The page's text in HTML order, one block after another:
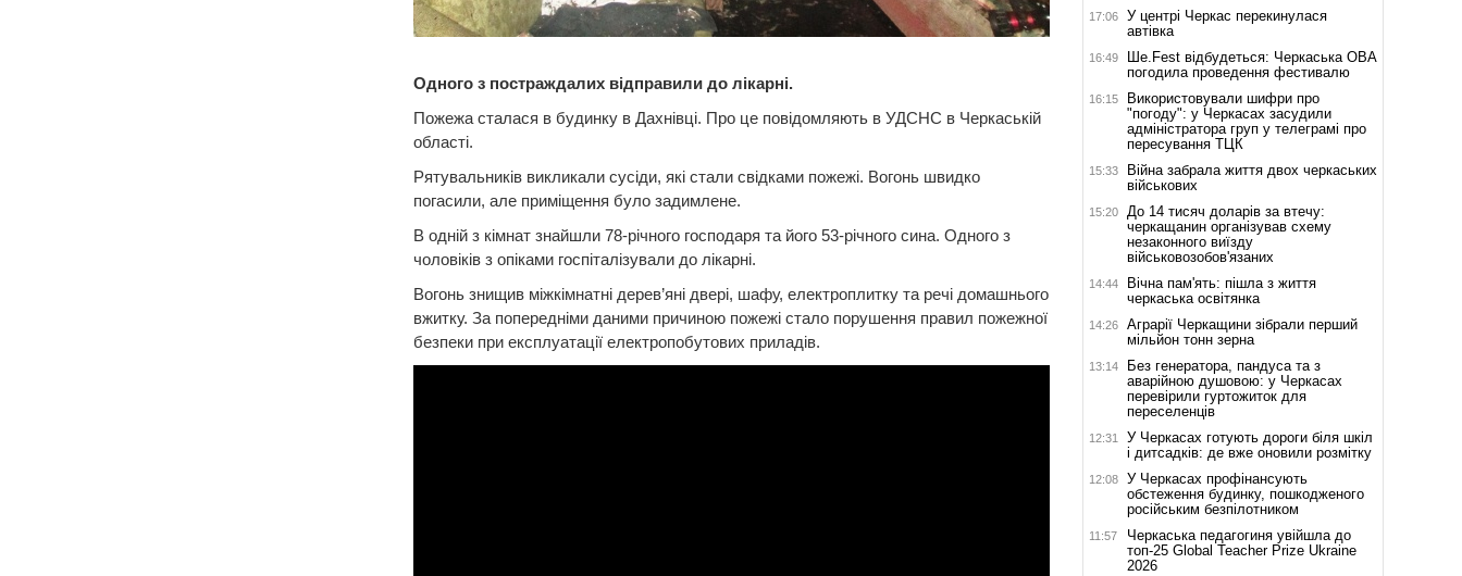
Одного з постраждалих відправили до лікарні.
Пожежа сталася в будинку в Дахнівці. Про це повідомляють в УДСНС в Черкаській
області.
Рятувальників викликали сусіди, які стали свідками пожежі. Вогонь швидко
погасили, але приміщення було задимлене.
В одній з кімнат знайшли 78-річного господаря та його 53-річного сина. Одного з
чоловіків з опіками госпіталізували до лікарні.
Вогонь знищив міжкімнатні дерев’яні двері, шафу, електроплитку та речі домашнього
вжитку. За попередніми даними причиною пожежі стало порушення правил пожежної
безпеки при експлуатації електропобутових приладів.
17:06
У центрі Черкас перекинулася
автівка
16:49
Ше.Fest відбудеться: Черкаська ОВА
погодила проведення фестивалю
16:15
Використовували шифри про
"погоду": у Черкасах засудили
адміністратора груп у телеграмі про
пересування ТЦК
15:33
Війна забрала життя двох черкаських
військових
15:20
До 14 тисяч доларів за втечу:
черкащанин організував схему
незаконного виїзду
військовозобов'язаних
14:44
Вічна пам'ять: пішла з життя
черкаська освітянка
14:26
Аграрії Черкащини зібрали перший
мільйон тонн зерна
13:14
Без генератора, пандуса та з
аварійною душовою: у Черкасах
перевірили гуртожиток для
переселенців
12:31
У Черкасах готують дороги біля шкіл
і дитсадків: де вже оновили розмітку
12:08
У Черкасах профінансують
обстеження будинку, пошкодженого
російським безпілотником
11:57
Черкаська педагогиня увійшла до
топ-25 Global Teacher Prize Ukraine
2026